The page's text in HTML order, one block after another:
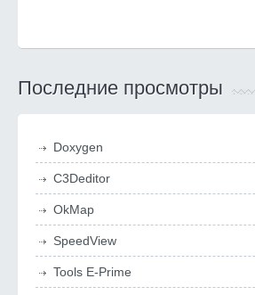
Последние просмотры
Doxygen
C3Deditor
OkMap
SpeedView
Tools E-Prime